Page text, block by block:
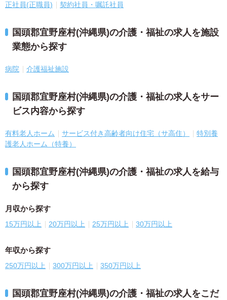
正社員(正職員) 契約社員・嘱託社員
国頭郡宜野座村(沖縄県)の介護・福祉の求人を施設
業態から探す
病院 介護福祉施設
国頭郡宜野座村(沖縄県)の介護・福祉の求人をサー
ビス内容から探す
有料老人ホーム サービス付き高齢者向け住宅（サ高住）
特別養
護老人ホーム（特養）
国頭郡宜野座村(沖縄県)の介護・福祉の求人を給与
から探す
月収から探す
15万円以上 20万円以上 25万円以上 30万円以上
年収から探す
250万円以上 300万円以上 350万円以上
国頭郡宜野座村(沖縄県)の介護・福祉の求人をこだ